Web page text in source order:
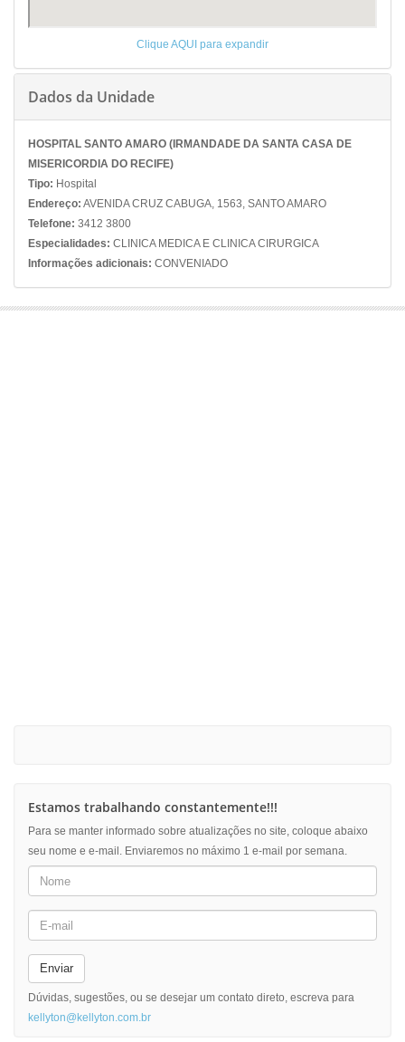
Clique AQUI para expandir
Dados da Unidade
HOSPITAL SANTO AMARO (IRMANDADE DA SANTA CASA DE
MISERICORDIA DO RECIFE)
Tipo: Hospital
Endereço: AVENIDA CRUZ CABUGA, 1563, SANTO AMARO
Telefone: 3412 3800
Especialidades: CLINICA MEDICA E CLINICA CIRURGICA
Informações adicionais: CONVENIADO
Estamos trabalhando constantemente!!!
Para se manter informado sobre atualizações no site, coloque abaixo
seu nome e e-mail. Enviaremos no máximo 1 e-mail por semana.
Enviar
Dúvidas, sugestões, ou se desejar um contato direto, escreva para
kellyton@kellyton.com.br